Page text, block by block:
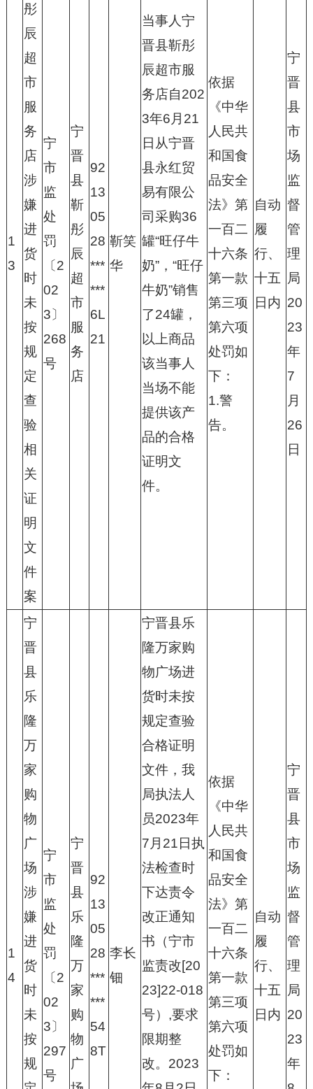
1
3
彤
辰
超
市
服
务
店
涉
嫌
进
货
时
未
按
规
定
查
验
相
关
证
明
文
件
案
宁
市
监
处
罚
〔2
02
3〕
268
号
宁
晋
县
靳
彤
辰
超
市
服
务
店
92
13
05
28
***
***
6L
21
靳笑
华
当事人宁
晋县靳彤
辰超市服
务店自202
3年6月21
日从宁晋
县永红贸
易有限公
司采购36
罐“旺仔牛
奶”，“旺仔
牛奶”销售
了24罐，
以上商品
该当事人
当场不能
提供该产
品的合格
证明文
件。
依据
《中华
人民共
和国食
品安全
法》第
一百二
十六条
第一款
第三项
第六项
处罚如
下：
1.警
告。
自动
履
行、
十五
日内
宁
晋
县
市
场
监
督
管
理
局
20
23
年
7
月
26
日
1
4
宁
晋
县
乐
隆
万
家
购
物
广
场
涉
嫌
进
货
时
未
按
规
宁
市
监
处
罚
〔2
02
3〕
297
号
宁
晋
县
乐
隆
万
家
购
物
广
92
13
05
28
***
***
54
8T
李长
钿
宁晋县乐
隆万家购
物广场进
货时未按
规定查验
合格证明
文件，我
局执法人
员2023年
7月21日执
法检查时
下达责令
改正通知
书（宁市
监责改[20
23]22-018
号）,要求
限期整
改。2023
依据
《中华
人民共
和国食
品安全
法》第
一百二
十六条
第一款
第三项
第六项
处罚如
下：
自动
履
行、
十五
日内
宁
晋
县
市
场
监
督
管
理
局
20
23
年